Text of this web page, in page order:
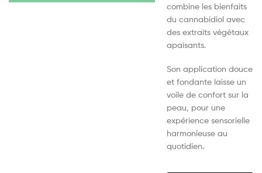
combine les bienfaits
du cannabidiol avec
des extraits végétaux
apaisants.
Son application douce
et fondante laisse un
voile de confort sur la
peau, pour une
expérience sensorielle
harmonieuse au
quotidien.